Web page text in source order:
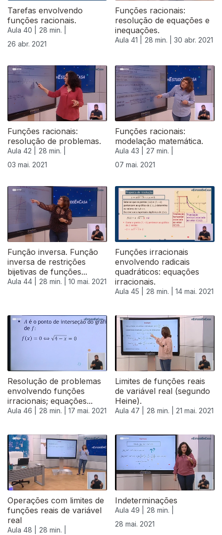
Tarefas envolvendo
funções racionais.
Aula 40 |
28 min. |
26 abr. 2021
Funções racionais:
resolução de equações e
inequações.
Aula 41 | 28 min. | 30 abr. 2021
Funções racionais:
resolução de problemas.
Aula 42 |
28 min. |
03 mai. 2021
Funções racionais:
modelação matemática.
Aula 43 |
27 min. |
07 mai. 2021
Função inversa. Função
inversa de restrições
bijetivas de funções...
Aula 44 | 28 min. | 10 mai. 2021
Funções irracionais
envolvendo radicais
quadráticos: equações
irracionais.
Aula 45 | 28 min. | 14 mai. 2021
544062
Resolução de problemas
envolvendo funções
irracionais; equações...
Aula 46 | 28 min. | 17 mai. 2021
Limites de funções reais
de variável real (segundo
Heine).
Aula 47 | 28 min. | 21 mai. 2021
Operações com limites de
funções reais de variável
real
Aula 48 |
28 min. |
Indeterminações
Aula 49 |
28 min. |
28 mai. 2021